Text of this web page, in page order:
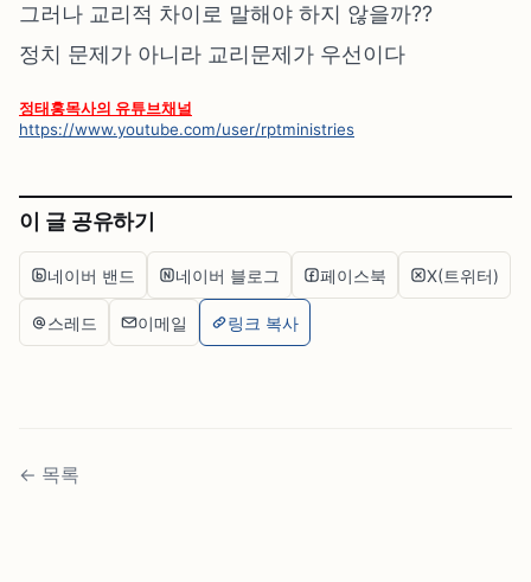
그러나 교리적 차이로 말해야 하지 않을까??
정치 문제가 아니라 교리문제가 우선이다
정태홍목사의 유튜브채널
https://www.youtube.com/user/rptministries
이 글 공유하기
네이버 밴드 네이버 블로그 페이스북 X(트위터)
스레드 이메일 링크 복사
← 목록